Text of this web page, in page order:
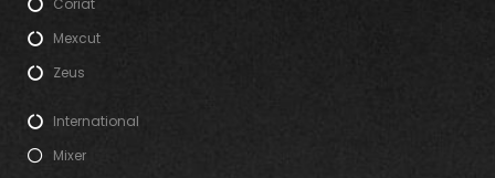
Mexcut
Zeus
International
Mixer